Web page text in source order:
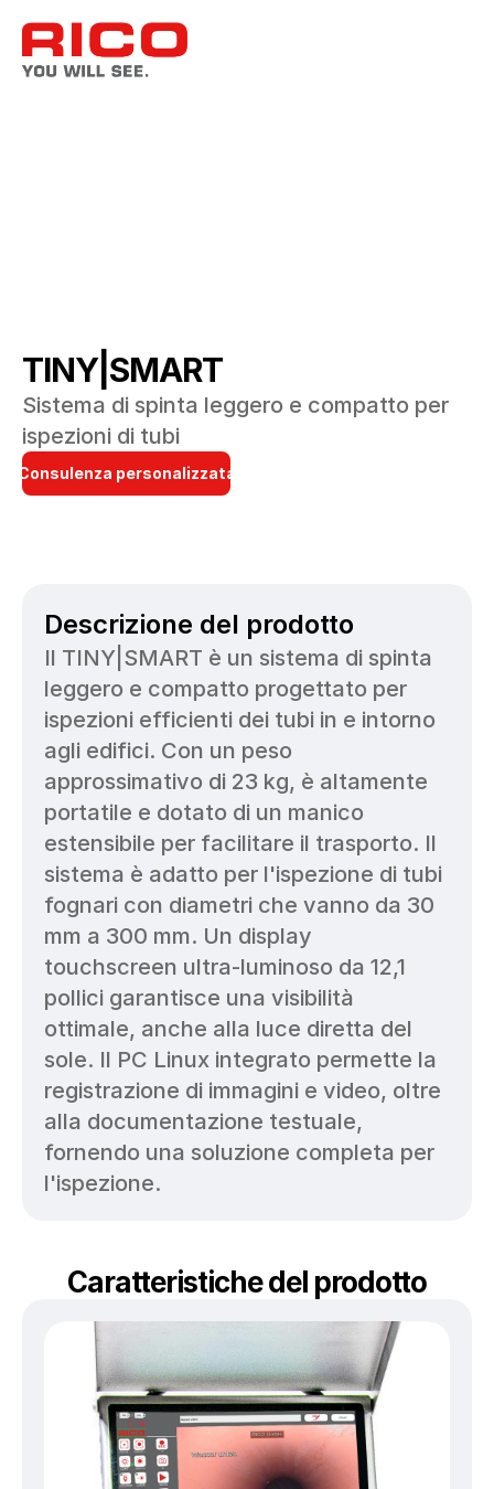
TINY|SMART
Sistema di spinta leggero e compatto per
ispezioni di tubi
Consulenza personalizzata
Descrizione del prodotto
Il TINY|SMART è un sistema di spinta
leggero e compatto progettato per
ispezioni efficienti dei tubi in e intorno
agli edifici. Con un peso
approssimativo di 23 kg, è altamente
portatile e dotato di un manico
estensibile per facilitare il trasporto. Il
sistema è adatto per l'ispezione di tubi
fognari con diametri che vanno da 30
mm a 300 mm. Un display
touchscreen ultra-luminoso da 12,1
pollici garantisce una visibilità
ottimale, anche alla luce diretta del
sole. Il PC Linux integrato permette la
registrazione di immagini e video, oltre
alla documentazione testuale,
fornendo una soluzione completa per
l'ispezione.
Caratteristiche del prodotto